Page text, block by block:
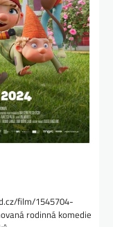
film/1545704-
rodinná komedie